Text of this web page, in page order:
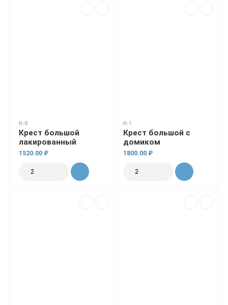
К-8
Крест большой
лакированный
1520.00 ₽
К-1
Крест большой с
домиком
1800.00 ₽